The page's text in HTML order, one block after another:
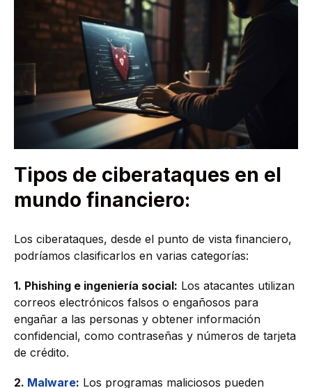
Tipos de ciberataques en el
mundo financiero:
Los ciberataques, desde el punto de vista financiero,
podríamos clasificarlos en varias categorías:
1. Phishing e ingeniería social: Los atacantes utilizan
correos electrónicos falsos o engañosos para
engañar a las personas y obtener información
confidencial, como contraseñas y números de tarjeta
de crédito.
2. Malware: Los programas maliciosos pueden